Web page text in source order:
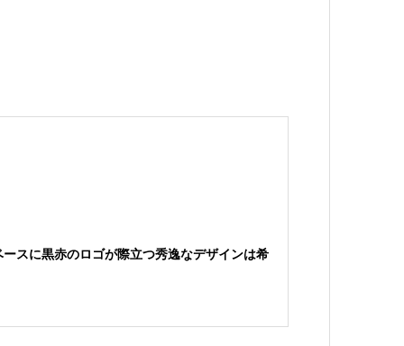
スに黒赤のロゴが際立つ秀逸なデザインは希